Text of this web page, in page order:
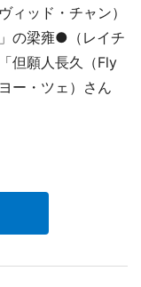
ィッド・チャン）
の梁雍●（レイチ
但願人長久（Fly
ー・ツェ）さん